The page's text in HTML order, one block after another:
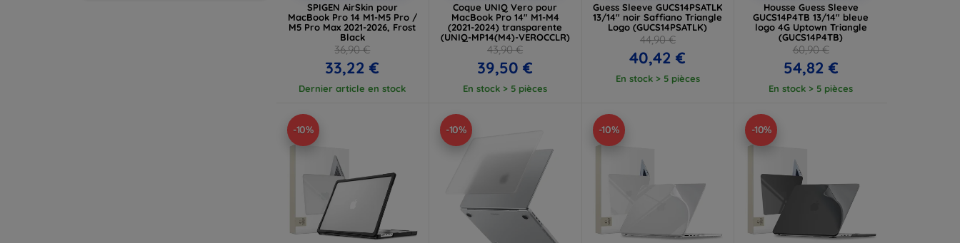
SPIGEN AirSkin pour
MacBook Pro 14 M1-M5 Pro /
M5 Pro Max 2021-2026, Frost
Black
36,90 €
33,22 €
Dernier article en stock
Coque UNIQ Vero pour
MacBook Pro 14" M1-M4
(2021-2024) transparente
(UNIQ-MP14(M4)-VEROCCLR)
43,90 €
39,50 €
En stock > 5 pièces
Guess Sleeve GUCS14PSATLK
13/14" noir Saffiano Triangle
Logo (GUCS14PSATLK)
44,90 €
40,42 €
En stock > 5 pièces
Housse Guess Sleeve
GUCS14P4TB 13/14" bleue
logo 4G Uptown Triangle
(GUCS14P4TB)
60,90 €
54,82 €
En stock > 5 pièces
-10% -10% -10% -10%